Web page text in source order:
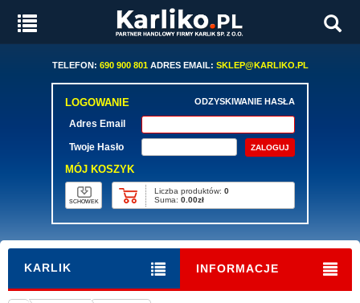
TELEFON: 690 900 801ADRES EMAIL: SKLEP@KARLIKO.PL
LOGOWANIE ODZYSKIWANIE HASŁA
Adres Email
Twoje Hasło
MÓJ KOSZYK
SCHOWEK
Liczba produktów: 0
Suma: 0.00zł
KARLIK INFORMACJE